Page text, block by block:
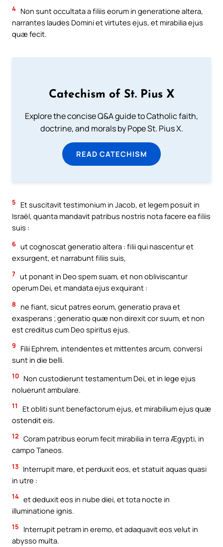
4 Non sunt occultata a filiis eorum in generatione altera,
narrantes laudes Domini et virtutes ejus, et mirabilia ejus
quæ fecit.
Catechism of St. Pius X
Explore the concise Q&A guide to Catholic faith,
doctrine, and morals by Pope St. Pius X.
READ CATECHISM
5
Et suscitavit testimonium in Jacob, et legem posuit in
Israël, quanta mandavit patribus nostris nota facere ea filiis
suis :
6 ut cognoscat generatio altera : filii qui nascentur et
exsurgent, et narrabunt filiis suis,
7 ut ponant in Deo spem suam, et non obliviscantur
operum Dei, et mandata ejus exquirant :
8
ne fiant, sicut patres eorum, generatio prava et
exasperans ; generatio quæ non direxit cor suum, et non
est creditus cum Deo spiritus ejus.
9
Filii Ephrem, intendentes et mittentes arcum, conversi
sunt in die belli.
10 Non custodierunt testamentum Dei, et in lege ejus
noluerunt ambulare.
11
Et obliti sunt benefactorum ejus, et mirabilium ejus quæ
ostendit eis.
12 Coram patribus eorum fecit mirabilia in terra Ægypti, in
campo Taneos.
13 Interrupit mare, et perduxit eos, et statuit aquas quasi
in utre :
14 et deduxit eos in nube diei, et tota nocte in
illuminatione ignis.
15
Interrupit petram in eremo, et adaquavit eos velut in
abysso multa.